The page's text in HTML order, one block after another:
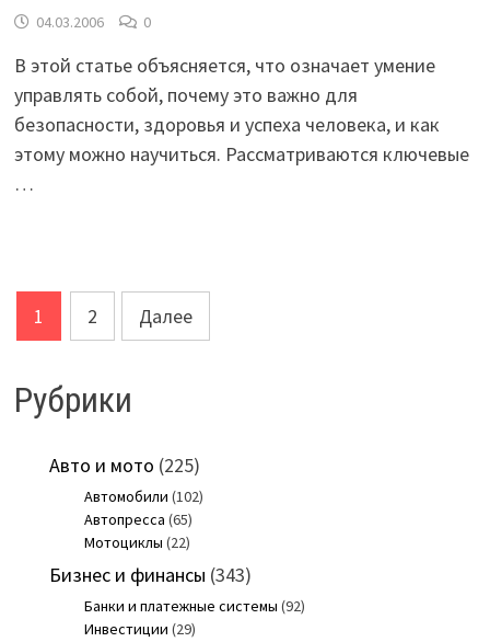
04.03.2006 0
В этой статье объясняется, что означает умение
управлять собой, почему это важно для
безопасности, здоровья и успеха человека, и как
этому можно научиться. Рассматриваются ключевые
…
Пагинация
записей
1 2 Далее
Рубрики
Авто и мото (225)
Автомобили (102)
Автопресса (65)
Мотоциклы (22)
Бизнес и финансы (343)
Банки и платежные системы (92)
Инвестиции (29)